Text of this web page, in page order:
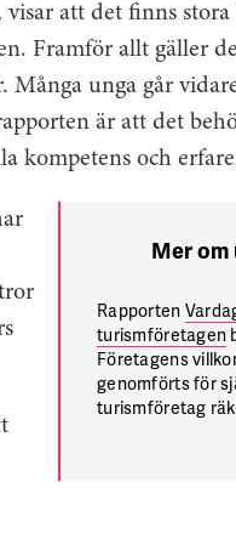
att det finns stora
Framför allt gäller
Många unga går
är att det
kompetens och
Mer
Rapporten
turismföretagen
Företagens
genomförts för
turismföretag
eller fler